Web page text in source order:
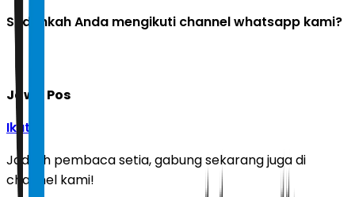
Sudahkah Anda mengikuti channel whatsapp kami?
Jawa Pos
Ikuti
Jadilah pembaca setia, gabung sekarang juga di
channel kami!